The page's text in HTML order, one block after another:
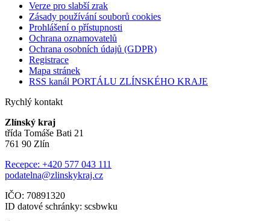
Verze pro slabší zrak
Zásady používání souborů cookies
Prohlášení o přístupnosti
Ochrana oznamovatelů
Ochrana osobních údajů (GDPR)
Registrace
Mapa stránek
RSS kanál PORTÁLU ZLÍNSKÉHO KRAJE
Rychlý kontakt
Zlínský kraj
třída Tomáše Bati 21
761 90 Zlín
Recepce: +420 577 043 111
podatelna@zlinskykraj.cz
IČO: 70891320
ID datové schránky: scsbwku